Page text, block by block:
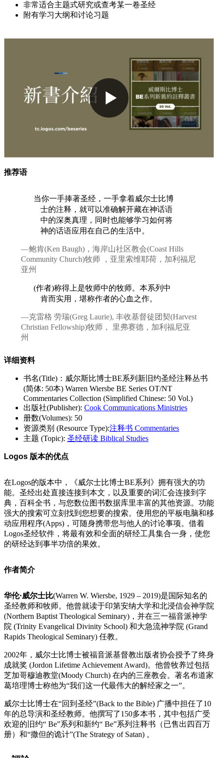
非常适合主题式研究或查考某一卷圣经
附有学习大纲和讨论习题
推荐语
当你一手捧著圣经，一手拿着威尔士比博
士的注释，就可以准确解开藏在神话语
中的深奥真理，同时也能够学习如何将
神的话语应用在自己的生活中。
—鲍肯(Ken Baugh)，海岸山社区教会(Coast Hills
Community Church)牧师 ，亚里索维耶荷，加利福尼
亚州
(作者)称得上是牧师中的牧师。本系列中
肯而实用，堪称作者的心血之作。
—克雷格 劳瑞(Greg Laurie), 丰收基督徒团契(Harvest
Christian Fellowship)牧师， 里弗赛德，加利福尼亚
州
详细资料
书名(Title)：威尔斯比博士BE系列新旧约圣经注释丛书
(简体: 50本) Warren Wiersbe BE Series OT/NT
Commentaries Collection (Simplified Chinese: 50 Vol.)
出版社(Publisher): Cook Communications Ministries
册数(Volumes): 50
资源类别 (Resource Type):注释书 Commentaries
主题 (Topic): 圣经研读 Biblical Studies
Logos 版本的优点
在Logos的版本中，《威尔士比博士BE系列》拥有强大的功
能。圣经出处直接连接到本文，以及重要的词汇会连接到字
典，百科全书，与您数位图书数据库里丰富的其他资源。功能
强大的搜索可立刻找到您想要的搜索。使用您的平板电脑和移
动应用程序(Apps)，可随身携带您与他人的讨论事项。借着
Logos圣经软件，将最有效和全面的研经工具集合一身，使您
的研经达到事半功倍的果效。
作者简介
华伦·威尔士比(Warren W. Wiersbe, 1929 – 2019)是国际知名的
圣经教师和牧师。他曾就读于印第安纳大学和北浸信会神学院
(Northern Baptist Theological Seminary)，并在三一福音派神学
院 (Trinity Evangelical Divinity School) 和大急流神学院 (Grand
Rapids Theological Seminary) 任教。
2002年，威尔士比博士被福音派基督教出版者协会授予了终身
成就奖 (Jordon Lifetime Achievement Award)。他曾牧养过包括
芝加哥穆迪教堂(Moody Church) 在内的三座教会。著名布道家
葛培理博士称他为“我们这一代最伟大的解经家之一”。
威尔士比博士在“回到圣经”(Back to the Bible) 广播中担任了10
年的总导演和圣经教师。他撰写了150多本书，其中包括广受
欢迎的旧约“ Be”系列和新约“ Be”系列注释书（已售出四百万
册）和“撒但的诡计”(The Strategy of Satan) 。